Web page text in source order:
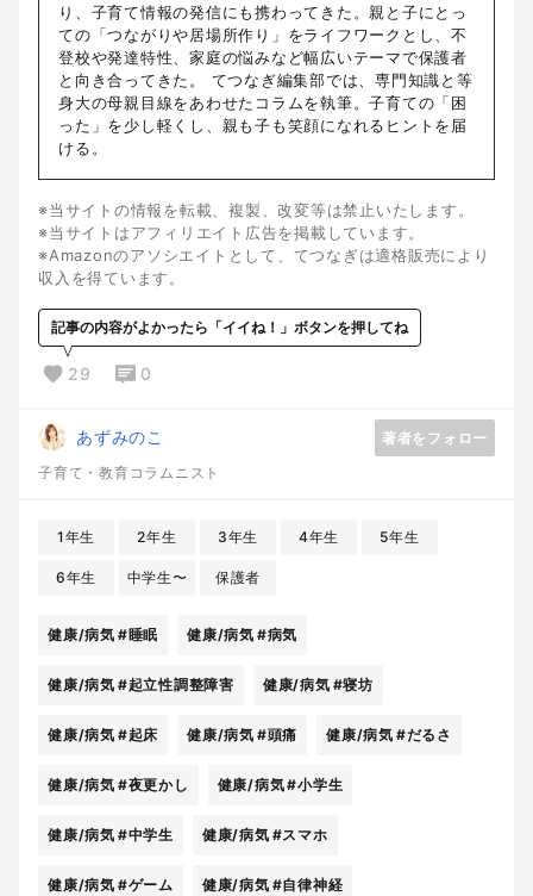
り、子育て情報の発信にも携わってきた。親と子にとっ
ての「つながりや居場所作り」をライフワークとし、不
登校や発達特性、家庭の悩みなど幅広いテーマで保護者
と向き合ってきた。 てつなぎ編集部では、専門知識と等
身大の母親目線をあわせたコラムを執筆。子育ての「困
った」を少し軽くし、親も子も笑顔になれるヒントを届
ける。
※当サイトの情報を転載、複製、改変等は禁止いたします。
※当サイトはアフィリエイト広告を掲載しています。
※Amazonのアソシエイトとして、てつなぎは適格販売により
収入を得ています。
記事の内容がよかったら「イイね！」ボタンを押してね
29 0
あずみのこ
著者をフォロー
子育て・教育コラムニスト
1年生 2年生 3年生 4年生 5年生
6年生 中学生〜 保護者
健康/病気 #睡眠 健康/病気 #病気
健康/病気 #起立性調整障害 健康/病気 #寝坊
健康/病気 #起床 健康/病気 #頭痛 健康/病気 #だるさ
健康/病気 #夜更かし 健康/病気#小学生
健康/病気 #中学生 健康/病気 #スマホ
健康/病気 #ゲーム 健康/病気 #自律神経